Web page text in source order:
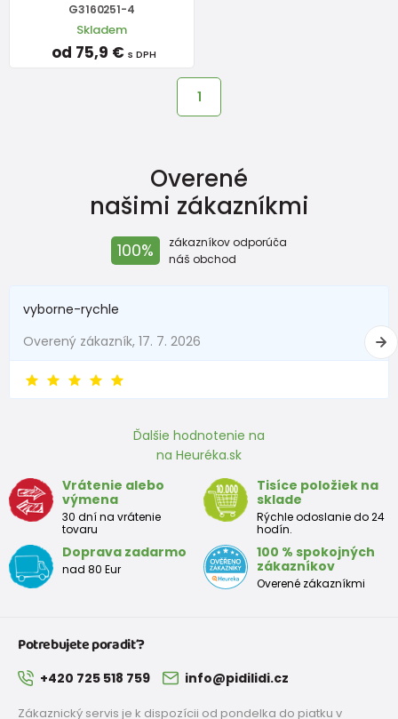
G3160251-4
Skladem
od 75,9 € s DPH
1
Overené
našimi zákazníkmi
100%
zákazníkov odporúča
náš obchod
vyborne-rychle
Overený zákazník, 17. 7. 2026
Ďalšie hodnotenie na
na Heuréka.sk
Vrátenie alebo
výmena
30 dní na vrátenie
tovaru
Tisíce položiek na
sklade
Rýchle odoslanie do 24
hodín.
Doprava zadarmo
nad 80 Eur
100 % spokojných
zákazníkov
Overené zákazníkmi
Potrebujete poradiť?
+420 725 518 759 info@pidilidi.cz
Zákaznický servis je k dispozícii od pondelka do piatku v